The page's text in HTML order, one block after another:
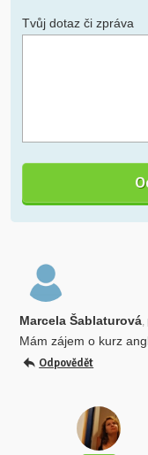
Tvůj dotaz či zpráva
Marcela Šablaturová,
Mám zájem o kurz
Odpovědět